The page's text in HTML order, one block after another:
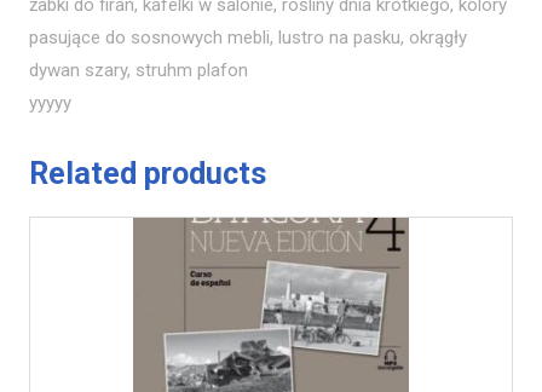
żabki do firan, kafelki w salonie, rośliny dnia krótkiego, kolory
pasujące do sosnowych mebli, lustro na pasku, okrągły
dywan szary, struhm plafon
yyyyy
Related products